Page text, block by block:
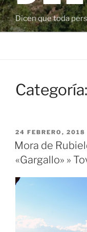
Dicen que toda
Categoría:
PUBLICADO
EL
24 FEBRERO, 2018
Mora de
«Gargallo» »